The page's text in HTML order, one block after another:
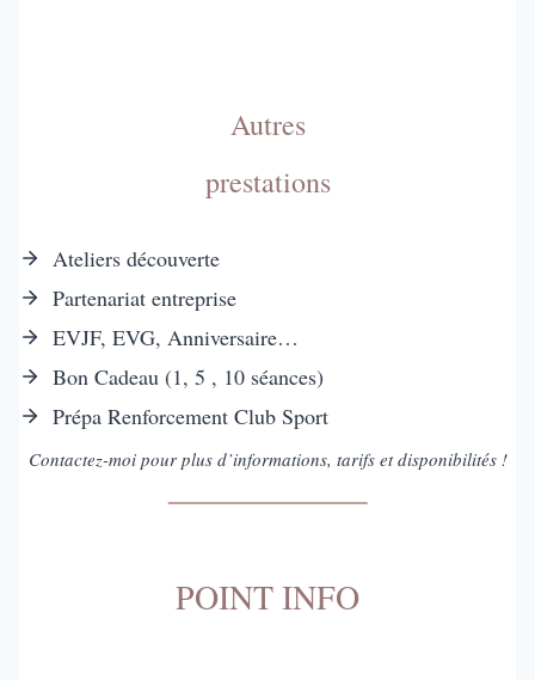
Autres
prestations
Ateliers découverte
Partenariat entreprise
EVJF, EVG, Anniversaire…
Bon Cadeau (1, 5 , 10 séances)
Prépa Renforcement Club Sport
Contactez-moi pour plus d’informations, tarifs et disponibilités !
POINT INFO